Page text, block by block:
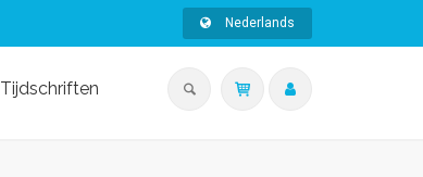
Nederlands
Tijdschriften